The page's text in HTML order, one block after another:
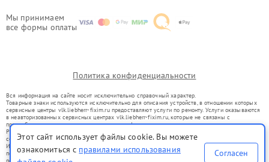
Мы принимаем
все формы оплаты
Политика конфиденциальности
Вся информация на сайте носит исключительно справочный характер.
Товарные знаки используются исключительно для описания устройств, в отношении которых
сервисные центры vlk.liebherr-fixim.ru предоставляют услуги по ремонту. Услуги оказываются
в неавторизованных сервисных центрах vlk.liebherr-fixim.ru, которые не связаны с
правообладателями товарных знаков или их официальными представителями.
Ремонт осуществляется для устройств, уже введенных в гражданский оборот в соответствии
со статьей 1487 ГК РФ.
Использование товарных знаков не преследует цели индивидуализации услуг или введения
потребителей в заблуждение, а служит для информирования о предоставляемых услугах по
Этот сайт использует файлы cookie. Вы можете
ознакомиться с правилами использования
Согласен